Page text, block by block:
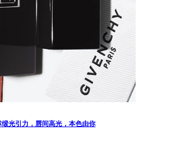
光引力，唇间高光，本色由你